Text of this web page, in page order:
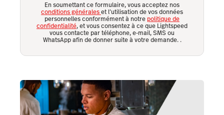
En soumettant ce formulaire, vous acceptez nos
conditions généraleset l’utilisation de vos données
personnelles conformément à notre politique de
confidentialité, et vous consentez à ce que Lightspeed
vous contacte par téléphone, e-mail, SMS ou
WhatsApp afin de donner suite à votre demande. .